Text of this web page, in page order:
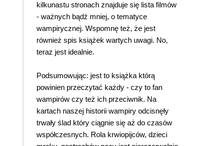
kilkunastu stronach znajduje się lista filmów
- ważnych bądź mniej, o tematyce
wampirycznej. Wspomnę też, że jest
również spis książek wartych uwagi. No,
teraz jest idealnie.
Podsumowując: jest to książka którą
powinien przeczytać każdy - czy to fan
wampirów czy też ich przeciwnik. Na
kartach naszej historii wampiry odcisnęły
trwały ślad który ciągnie się aż do czasów
współczesnych. Rola krwiopijców, dzieci